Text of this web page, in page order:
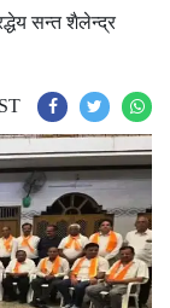
सन्त शैलेन्द्र